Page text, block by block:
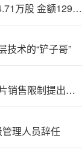
昊<海>生,科回购4.71万股 金额129万港元
技术的“铲子哥”
白?宫对英伟达芯片销售限制提出异议
理人员辞任